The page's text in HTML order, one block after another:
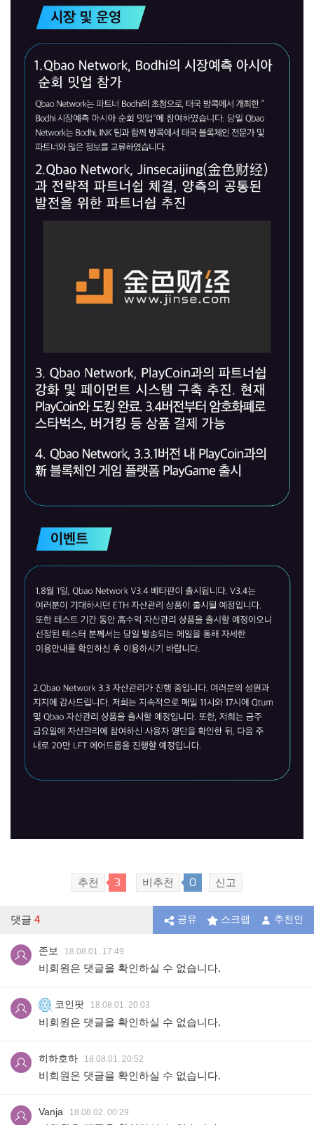
추천 3 비추천 0 신고
댓글 4 공유 스크랩 추천인
존보 18.08.01. 17:49
비회원은 댓글을 확인하실 수 없습니다.
코인팟 18.08.01. 20:03
비회원은 댓글을 확인하실 수 없습니다.
히하호하 18.08.01. 20:52
비회원은 댓글을 확인하실 수 없습니다.
Vanja 18.08.02. 00:29